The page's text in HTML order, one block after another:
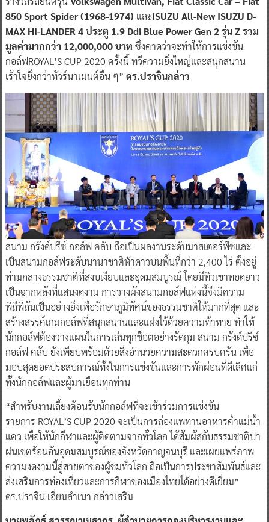
850 Sport Spider (1968-1974) และISUZU All-New ISUZU D-
MAX HI-LANDER 4 ประตู 1.9 Ddi Blue Power Gen 2 รุ่น Z รวม
มูลค่ามากกว่า 12,000,000 บาท ซึ่งคาดว่าจะทำให้การแข่งขัน
กอล์ฟROYAL’S CUP 2020 ครั้งนี้ ทวีความยิ่งใหญ่และสนุกสนาน
เร้าใจยิ่งกว่าทัวร์นาเมนต์อื่น ๆ” ดร.ปราจินกล่าว
สนาม กรังด์ปรีซ์ กอล์ฟ คลับ ถือเป็นผลงานระดับมาสเตอร์พีซและ
เป็นสนามกอล์ฟระดับนานาชาติห้าดาวบนพื้นที่กว่า 2,400 ไร่ ตั้งอยู่
ท่ามกลางธรรมชาติที่สงบเงียบและอุดมสมบูรณ์ โดยมีทิวเขาทอดยาว
เป็นฉากหลังที่แสนงดงาม การวางผังสนามกอล์ฟแห่งนี้จึงมีความ
พิถีพิถันเป็นอย่างยิ่งเพื่อรักษาภูมิทัศน์ของธรรมชาติให้มากที่สุด และ
สร้างสรรค์เกมกอล์ฟที่สนุกสนานและแฝงไว้ด้วยความท้าทาย ทำให้
นักกอล์ฟต้องวางแผนในการเล่นทุกช็อตอย่างรัดกุม สนาม กรังด์ปรีซ์
กอล์ฟ คลับ ยังเพียบพร้อมด้วยสิ่งอำนวยความสะดวกครบครัน เพื่อ
มอบสุดยอดประสบการณ์ทั้งในการแข่งขันและการพักผ่อนที่ดีเลิศแก่
ทั้งนักกอล์ฟและผู้มาเยือนทุกท่าน
“สำหรับงานเลี้ยงต้อนรับนักกอล์ฟที่จะเข้าร่วมการแข่งขัน
รายการ ROYAL’S CUP 2020 จะเป็นการล่องแพทานอาหารค่ำแม่น้ำ
แคว เพื่อให้นักกีฬาและผู้ติดตามจากทั่วโลก ได้สัมผัสกับธรรมชาติป่า
ฝนเขตร้อนอันอุดมสมบูรณ์ของจังหวัดกาญจนบุรี และเผยแพร่ภาพ
ความงดงามนี้สู่สายตาของผู้ชมทั่วโลก ถือเป็นการประชาสัมพันธ์และ
ส่งเสริมการท่องเที่ยวและการกีฬาของเมืองไทยได้อย่างดีเยี่ยม”
ดร.ปราจิน เอี่ยมลำเนา กล่าวเสริม